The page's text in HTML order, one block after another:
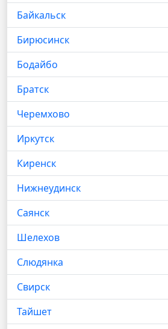
Байкальск
Бирюсинск
Бодайбо
Братск
Черемхово
Иркутск
Киренск
Нижнеудинск
Саянск
Шелехов
Слюдянка
Свирск
Тайшет